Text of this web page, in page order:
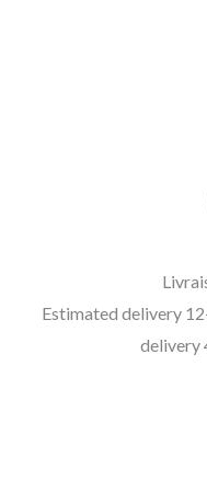
Estimated delivery
delivery